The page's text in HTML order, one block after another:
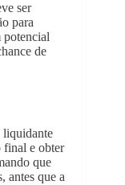
ser
para
potencial
de
liquidante
final e obter
que
antes que a